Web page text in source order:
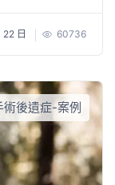
日 60736
術後遺症-案例